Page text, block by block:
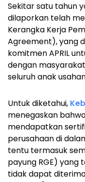
Sekitar satu tahun
dilaporkan telah
Kerangka Kerja
Agreement), yang
komitmen APRIL
dengan
seluruh anak
Untuk diketahui,
menegaskan
mendapatkan
perusahaan di
tentu termasuk
payung RGE)
tidak dapat